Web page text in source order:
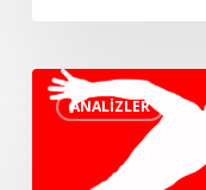
ANALIZLER
İsviçre
Challenge